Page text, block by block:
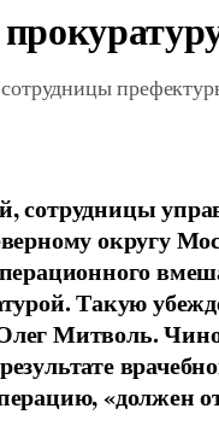
сотрудницы
округу
Такую
Митволь.
«должен